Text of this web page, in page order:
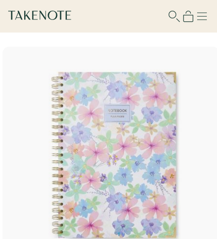
Contraseña
Recuérdame
¿No tienes cuenta?Regístrate aquí
¿Olvidaste tu contraseña? Recupérala aquí